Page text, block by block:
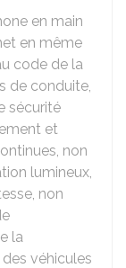
en main
en même
code de la
de conduite,
sécurité
et
non
lumineux,
non
la
véhicules